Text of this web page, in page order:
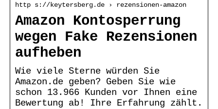
http s://keytersberg.de › rezensionen-amazon
Amazon Kontosperrung
wegen Fake Rezensionen
aufheben
Wie viele Sterne würden Sie
Amazon.de geben? Geben Sie wie
schon 13.966 Kunden vor Ihnen eine
Bewertung ab! Ihre Erfahrung zählt.